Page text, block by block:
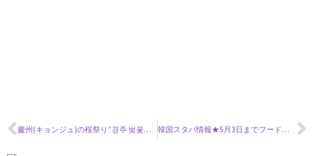
慶州(キョンジュ)の桜祭り”경주 벚꽃축제”が４年ぶりに開催 韓国スタバ情報★5月3日までフードメニューが半額で買える이브닝 푸드 아워を実施！